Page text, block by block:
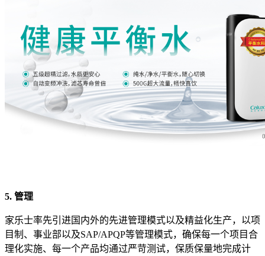
5. 管理
家乐士率先引进国内外的先进管理模式以及精益化生产，以项
目制、事业部以及SAP/APQP等管理模式，确保每一个项目合
理化实施、每一个产品均通过严苛测试，保质保量地完成计